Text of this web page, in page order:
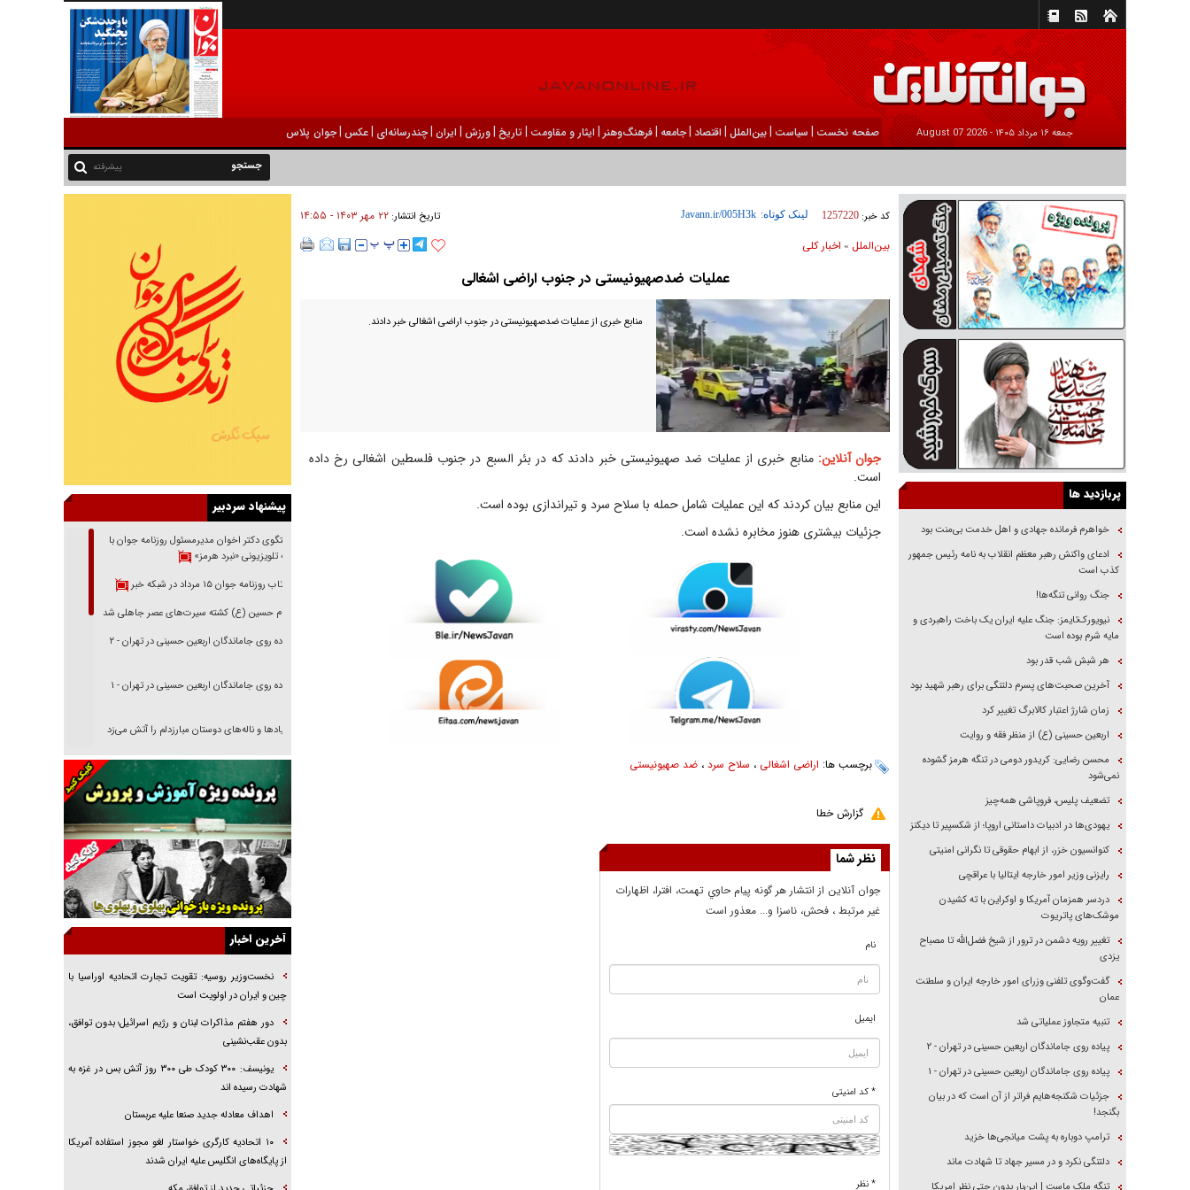
جمعه ۱۶ مرداد ۱۴۰۵ - 2026 August 07 صفحه نخست | سیاست |بين‌الملل | اقتصاد |جامعه |فرهنگ‌و‌هنر | ایثار و مقاومت |تاریخ |ورزش | ايران |چندرسانه‌ای |عکس |جوان پلاس
پیشرفته
کد خبر: 1257220 لینک کوتاه: تاریخ انتشار:۲۲ مهر ۱۴۰۳ - ۱۴:۵۵
بين‌الملل » اخبار كلی
عملیات ضدصهیونیستی در جنوب اراضی اشغالی
منابع خبری از عملیات ضدصهیونیستی در جنوب اراضی اشغالی خبر دادند.
جوان آنلاین: منابع خبری از عملیات ضد صهیونیستی خبر دادند که در بئر السبع در جنوب فلسطین اشغالی رخ داده
است.
این منابع بیان کردند که این عملیات شامل حمله با سلاح سرد و تیراندازی بوده است.
جزئیات بیشتری هنوز مخابره نشده است.
برچسب ها: اراضی اشغالی ، سلاح سرد، ضد صهیونیستی
گزارش خطا
نظر شما
جوان آنلاين از انتشار هر گونه پيام حاوي تهمت، افترا، اظهارات
غير مرتبط ، فحش، ناسزا و... معذور است
نام
ایمیل
* کد امنیتی
* نظر
پربازدید ها
خواهرم فرمانده جهادی و اهل خدمت بی‌منت بود
ادعای واکنش رهبر معظم انقلاب به نامه رئیس جمهور
کذب است
جنگ روانی تنگه‌ها!
نیویورک‌تایمز: جنگ علیه ایران یک باخت راهبردی و
مایه شرم بوده است
هر شبش شب قدر بود
آخرین صحبت‌های پسرم دلتنگی برای رهبر شهید بود
زمان شارژ اعتبار کالابرگ تغییر کرد
اربعین حسینی (ع) از منظر فقه و روایت
محسن رضایی: کریدور دومی در تنگه هرمز گشوده
نمی‌شود
تضعیف پلیس، فروپاشی همه‌چیز
یهودی‌ها در ادبیات داستانی اروپا؛ از شکسپیر تا دیکنز
کنوانسیون خزر، از ابهام حقوقی تا نگرانی امنیتی
رایزنی وزیر امور خارجه ایتالیا با عراقچی
دردسر همزمان آمریکا و اوکراین با ته کشیدن
موشک‌های پاتریوت
تغییر رویه دشمن در ترور از شیخ فضل‌الله تا مصباح
یزدی
گفت‌وگوی تلفنی وزرای امور خارجه ایران و سلطنت
عمان
تنبیه متجاوز عملیاتی شد
پیاده روی جاماندگان اربعین حسینی در تهران - ۲
پیاده روی جاماندگان اربعین حسینی در تهران - ۱
جزئیات شکنجه‌هایم فراتر از آن است که در بیان
بگنجد!
ترامپ دوباره به پشت میانجی‌ها خزید
دلتنگی نکرد و در مسیر جهاد تا شهادت ماند
تنگه ملک ماست | این‌بار بدون حتی نظر امریکا
پیشنهاد سردبیر
گفتگوی دکتر اخوان مدیرمسئول روزنامه جوان با
برنامه تلویزیونی «نبرد هرمز»
بازتاب روزنامه جوان ۱۵ مرداد در شبکه خبر
امام حسین (ع) کشته سیرت‌های عصر جاهلی شد
پیاده روی جاماندگان اربعین حسینی در تهران - ۲
پیاده روی جاماندگان اربعین حسینی در تهران - ۱
فریاد‌ها و ناله‌های دوستان مبارزدلم را آتش می‌زد
تغییر رویه دشمن در ترور از شیخ فضل‌الله تا مصباح
خرید قسطی اولش خنده و آخرش گریه است!
فوتبال و آن «بالا»!
راهبرد غافلگیری با نسل جدید پهپاد‌ها
جنجال پزشکان تقلبی در صنعت زیبایی
یهودی‌ها در ادبیات داستانی اروپا؛ از شکسپیر تا
دیکنز
خواهرم فرمانده جهادی و اهل خدمت بی‌منت بود
جزئیات شکنجه‌هایم فراتر از آن است که در بیان
بگنجد!
برابر یورش به پاسگاه‌های پلیس
آخرین اخبار
نخست‌وزیر روسیه:‌ تقویت تجارت اتحادیه اوراسیا با
چین و ایران در اولویت است
دور هفتم مذاکرات لبنان و رژیم اسرائیل؛ بدون توافق،
بدون عقب‌نشینی
یونیسف: ۳۰۰ کودک طی ۳۰۰ روز آتش بس در غزه به
شهادت رسیده اند
اهداف معادله جدید صنعا علیه عربستان
۱۰ اتحادیه کارگری خواستار لغو مجوز استفاده آمریکا
از پایگاه‌های انگلیس علیه ایران شدند